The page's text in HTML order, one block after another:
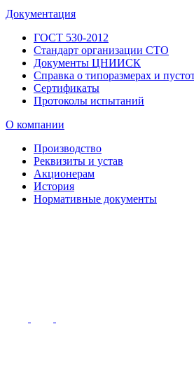
Документация
ГОСТ 530-2012
Стандарт организации СТО
Документы ЦНИИСК
Справка о типоразмерах и
Сертификаты
Протоколы испытаний
О компании
Производство
Реквизиты и устав
Акционерам
История
Нормативные документы